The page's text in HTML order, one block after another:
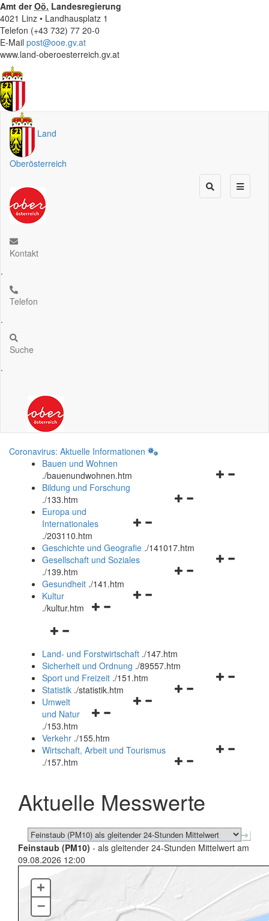
Amt derOö. Landesregierung
4021 Linz • Landhausplatz 1
Telefon (+43 732) 77 20-0
E-Mail post@ooe.gv.at
www.land-oberoesterreich.gv.at
Land
Oberösterreich
Kontakt
.
Telefon
.
Suche
.
Coronavirus: Aktuelle Informationen
Bauen und Wohnen
./bauenundwohnen.htm
Navigationsmenü
Bildung und Forschung
./133.htm
Navigationsmenü
und
schließen
Europa und
Internationales
./203110.htm
Geschichte und Geografie ./141017.htm
Navigationsmenü
Gesellschaft und Soziales
./139.htm
Navigationsmenü
Gesundheit ./141.htm
Navigationsmenü
Kultur
./kultur.htm
Navigationsmenü
und
schließen
Land- und Forstwirtschaft ./147.htm
Sicherheit und Ordnung ./89557.htm
Navigationsmenü
Sport und Freizeit ./151.htm
Navigationsmenü
Statistik ./statistik.htm
Navigationsmenü
und
schließen
Umwelt
und Natur
./153.htm
Verkehr ./155.htm
Navigationsmenü
schließen
Wirtschaft, Arbeit und Tourismus
./157.htm
Aktuelle Messwerte
Feinstaub (PM10) - als gleitender 24-Stunden Mittelwert am
09.08.2026 12:00
+
–